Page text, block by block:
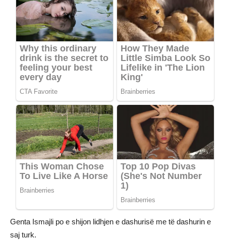
Genta Ismajli po e shijon lidhjen e dashurisë me të dashurin e
saj turk.